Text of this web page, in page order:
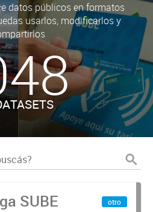
datos públicos en formatos
usarlos, modificarlos y
SUBE
otro